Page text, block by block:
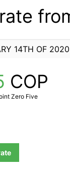
14TH OF 2020
COP
Zero Five